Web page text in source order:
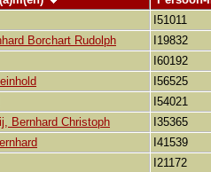
I51011
Borchart Rudolph I19832
I60192
I56525
I54021
Bernhard Christoph I35365
I41539
I21172